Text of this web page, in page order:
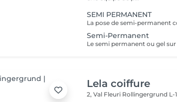
SEMI PERMANENT
Semi-Permanent
Lela coiffure
2, Val Fleuri Rollingergrund L-